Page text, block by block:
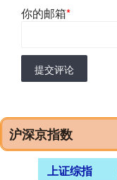
你的邮箱*
提交评论
沪深京指数
上证综指